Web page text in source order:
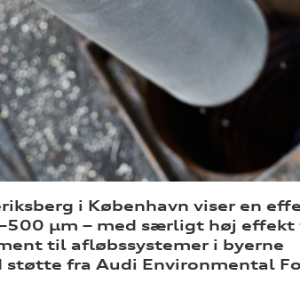
i København viser en
µm – med særligt høj effekt
til afløbssystemer i byerne
støtte fra Audi Environmental